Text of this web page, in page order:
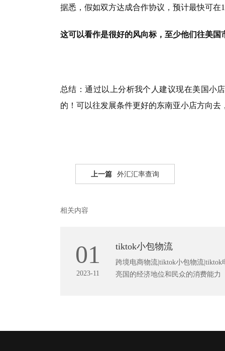
据悉，假如双方达成合作协议，预计最快可
这可以看作是很好的风向标，至少他们往美
总结：通过以上分析我个人建议现在美国小
的！可以往发展条件更好的东南亚小店方向
上一篇 外汇汇率查询
相关内容
01
2023-11
​tiktok小包物流
跨境电商物流|tiktok小包物流
亮国的经济地位和民众的消费能力